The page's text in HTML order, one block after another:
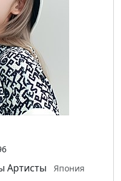
Артисты
Япония